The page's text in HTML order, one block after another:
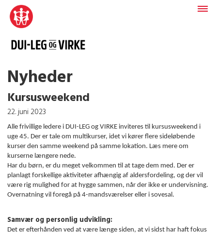
Nyheder
Kursusweekend
22. juni 2023
Alle frivillige ledere i DUI-LEG og VIRKE inviteres til kursusweekend i
uge 45. Der er tale om multikurser, idet vi kører flere sideløbende
kurser den samme weekend på samme lokation. Læs mere om
kurserne længere nede.
Har du børn, er du meget velkommen til at tage dem med. Der er
planlagt forskellige aktiviteter afhængig af aldersfordeling, og der vil
være rig mulighed for at hygge sammen, når der ikke er undervisning.
Overnatning vil foregå på 4-mandsværelser eller i sovesal.
Samvær og personlig udvikling:
Det er efterhånden ved at være længe siden, at vi sidst har haft fokus